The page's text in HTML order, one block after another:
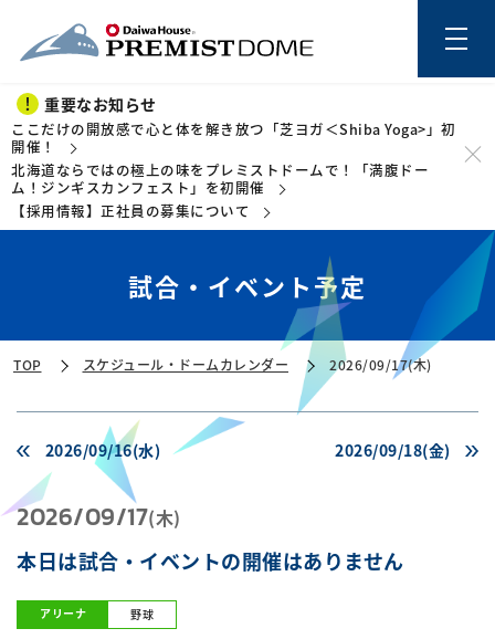
このページの本文を読む
重要なお知らせ
ここだけの開放感で心と体を解き放つ「芝ヨガ＜Shiba Yoga>」初
開催！
北海道ならではの極上の味をプレミストドームで！「満腹ドー
ム！ジンギスカンフェスト」を初開催
【採用情報】正社員の募集について
試合・イベント予定
TOP スケジュール・ドームカレンダー 2026/09/17(木)
2026/09/16(水) 2026/09/18(金)
2026/09/17(木)
本日は試合・イベントの開催はありません
アリーナ 野球